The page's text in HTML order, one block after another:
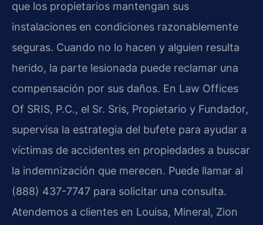
que los propietarios mantengan sus
instalaciones en condiciones razonablemente
seguras. Cuando no lo hacen y alguien resulta
herido, la parte lesionada puede reclamar una
compensación por sus daños. En Law Offices
Of SRIS, P.C., el Sr. Sris, Propietario y Fundador,
supervisa la estrategia del bufete para ayudar a
víctimas de accidentes en propiedades a buscar
la indemnización que merecen. Puede llamar al
(888) 437-7747 para solicitar una consulta.
Atendemos a clientes en Louisa, Mineral, Zion